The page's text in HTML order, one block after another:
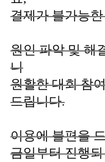
결제가 불가능
원인 파악 및 해
니
원활한 대회 참
드립니다.
이용에 불편을
금일부터 진행